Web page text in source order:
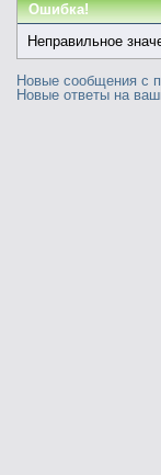
Ошибка!
Неправильное
Новые сообщения с
Новые ответы на